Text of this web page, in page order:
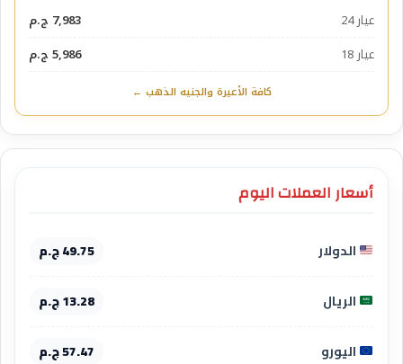
عيار 24
7,983 ج.م
عيار 18
5,986 ج.م
كافة الأعيرة والجنيه الذهب ←
أسعار العملات اليوم
الدولار 49.75 ج.م
الريال 13.28 ج.م
اليورو 57.47 ج.م